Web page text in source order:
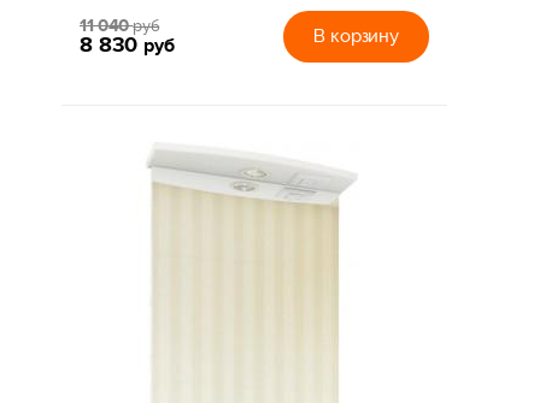
11 040руб
8 830 руб В корзину